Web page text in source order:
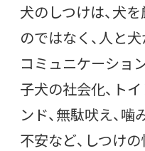
犬のしつけは、犬
のではなく、人と
コミュニケーショ
子犬の社会化、ト
ンド、無駄吠え、噛
不安など、しつけ